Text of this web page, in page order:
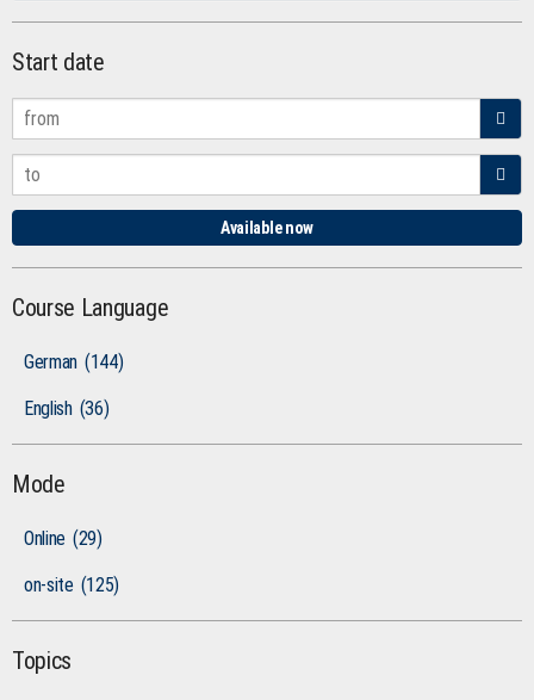
Start date
Available now
Course Language
German (144)
English (36)
Mode
Online (29)
on-site (125)
Topics